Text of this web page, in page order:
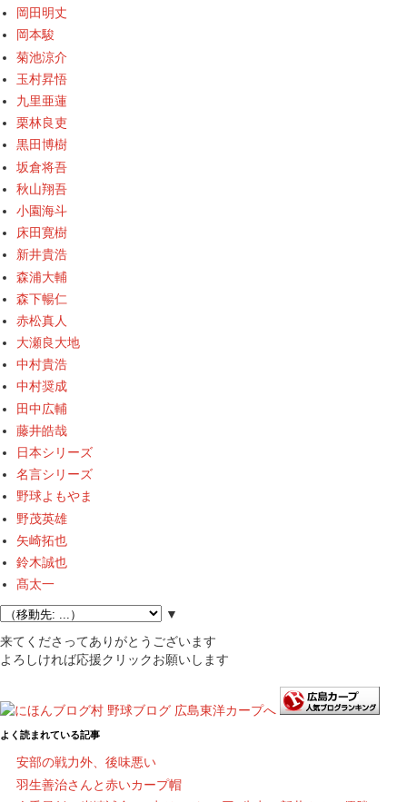
岡田明丈
岡本駿
菊池涼介
玉村昇悟
九里亜蓮
栗林良吏
黒田博樹
坂倉将吾
秋山翔吾
小園海斗
床田寛樹
新井貴浩
森浦大輔
森下暢仁
赤松真人
大瀬良大地
中村貴浩
中村奨成
田中広輔
藤井皓哉
日本シリーズ
名言シリーズ
野球よもやま
野茂英雄
矢崎拓也
鈴木誠也
髙太一
▼
来てくださってありがとうございます
よろしければ応援クリックお願いします
よく読まれている記事
安部の戦力外、後味悪い
羽生善治さんと赤いカープ帽